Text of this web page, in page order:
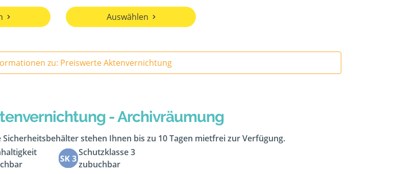
Auswählen
zu: Preiswerte Aktenvernichtung
- Archivräumung
stehen Ihnen bis zu 10 Tagen mietfrei zur Verfügung.
Schutzklasse 3
zubuchbar